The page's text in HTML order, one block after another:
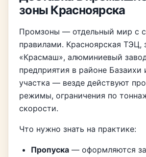
зоны Красноярска
Промзоны — отдельный мир с
правилами. Красноярская ТЭЦ,
«Красмаш», алюминиевый
предприятия в районе Базаихи
участка — везде действуют
режимы, ограничения по
скорости.
Что нужно знать на практике:
Пропуска — оформляются